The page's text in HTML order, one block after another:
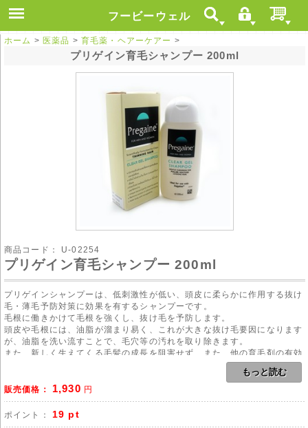
フービーウェル
ホーム > 医薬品 > 育毛薬・ヘアーケアー >
プリゲイン育毛シャンプー 200ml
商品コード： U-02254
プリゲイン育毛シャンプー 200ml
プリゲインシャンプーは、低刺激性が低い、頭皮に柔らかに作用する抜け
毛・薄毛予防対策に効果を有するシャンプーです。
毛根に働きかけて毛根を強くし、抜け毛を予防します。
頭皮や毛根には、油脂が溜まり易く、これが大きな抜け毛要因になります
が、油脂を洗い流すことで、毛穴等の汚れを取り除きます。
また、新しく生えてくる毛髪の成長を阻害せず、また、他の育毛剤の有効
成分(例えば、育毛効果の高いミノキシジル等)が、頭皮に浸透することを
妨害することも無いので、他の育毛剤と併用して、さらなる育毛効果も期
待できます。
プリゲインシャンプーの主な有効成分は、天然由来成分なので、頭皮に対
する刺激性が低いことも、特長の1つです。
もっと読む
販売価格： 1,930 円
ポイント： 19 pt